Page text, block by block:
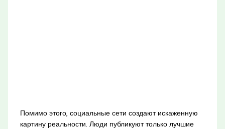
Помимо этого, социальные сети создают искаженную
картину реальности. Люди публикуют только лучшие